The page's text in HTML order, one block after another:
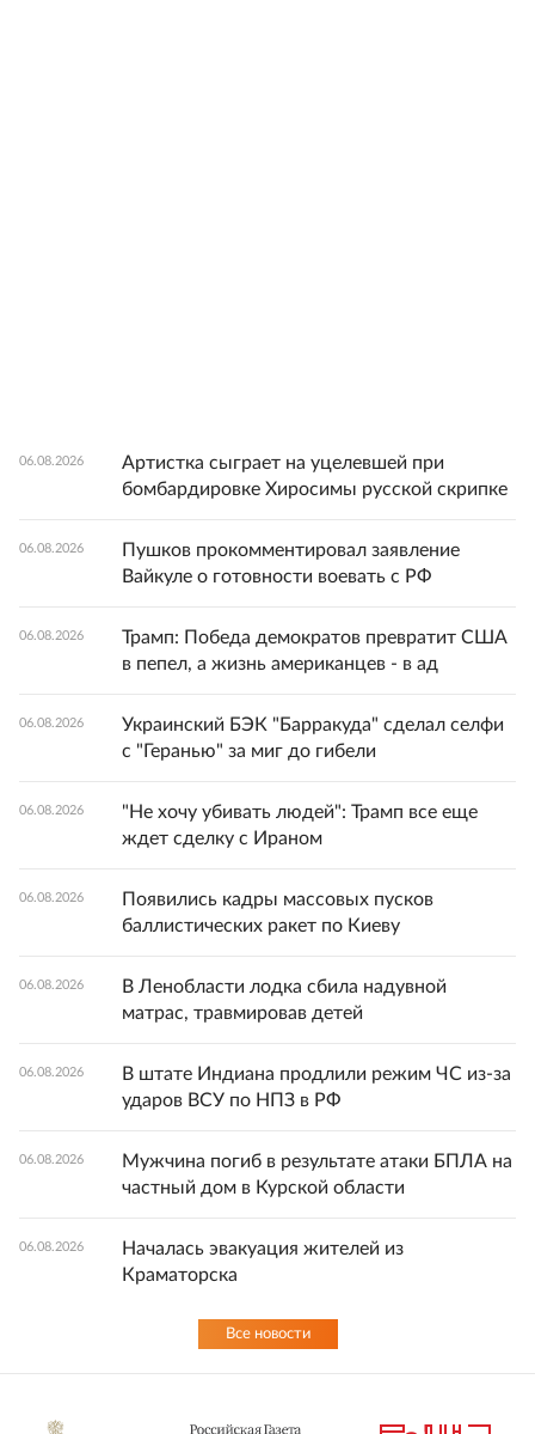
06.08.2026
Артистка сыграет на уцелевшей при
бомбардировке Хиросимы русской скрипке
06.08.2026
Пушков прокомментировал заявление
Вайкуле о готовности воевать с РФ
06.08.2026
Трамп: Победа демократов превратит США
в пепел, а жизнь американцев - в ад
06.08.2026
Украинский БЭК "Барракуда" сделал селфи
с "Геранью" за миг до гибели
06.08.2026
"Не хочу убивать людей": Трамп все еще
ждет сделку с Ираном
06.08.2026
Появились кадры массовых пусков
баллистических ракет по Киеву
06.08.2026
В Ленобласти лодка сбила надувной
матрас, травмировав детей
06.08.2026
В штате Индиана продлили режим ЧС из-за
ударов ВСУ по НПЗ в РФ
06.08.2026
Мужчина погиб в результате атаки БПЛА на
частный дом в Курской области
06.08.2026
Началась эвакуация жителей из
Краматорска
Все новости